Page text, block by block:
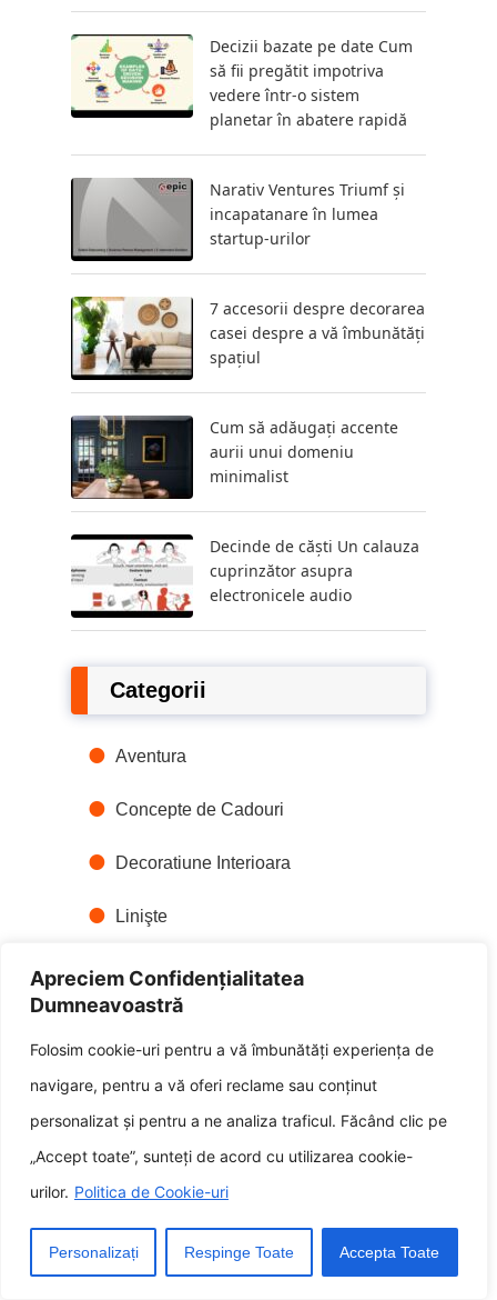
Apreciem Confidențialitatea
Dumneavoastră
Folosim cookie-uri pentru a vă îmbunătăți experiența de
navigare, pentru a vă oferi reclame sau conținut
personalizat și pentru a ne analiza traficul. Făcând clic pe
„Accept toate”, sunteți de acord cu utilizarea cookie-
urilor. Politica de Cookie-uri
Personalizați Respinge Toate Accepta Toate
Decizii bazate pe date Cum
să fii pregătit impotriva
vedere într-o sistem
planetar în abatere rapidă
Narativ Ventures Triumf și
incapatanare în lumea
startup-urilor
7 accesorii despre decorarea
casei despre a vă îmbunătăți
spațiul
Cum să adăugați accente
aurii unui domeniu
minimalist
Decinde de căști Un calauza
cuprinzător asupra
electronicele audio
Categorii
Aventura
Concepte de Cadouri
Decoratiune Interioara
Linişte
Puştiule
Conținut Aleatoriu
7 accesorii despre decorarea
spațiul
Meditație de-a lungul